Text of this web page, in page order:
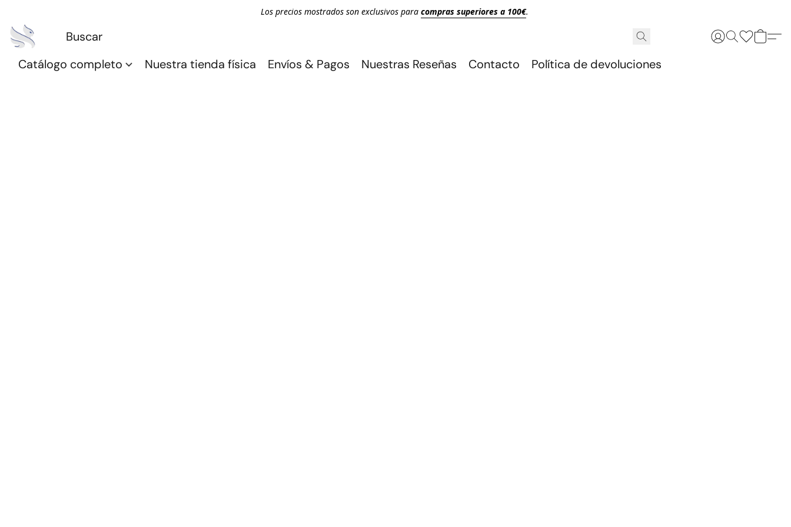
Los precios mostrados son exclusivos para compras superiores a 100€.
Catálogo completo Nuestra tienda física Envíos & Pagos Nuestras Reseñas Contacto Política de devoluciones